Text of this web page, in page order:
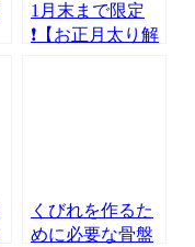
1月末まで限定
❗【お正月太り解
くびれを作るた
めに必要な骨盤